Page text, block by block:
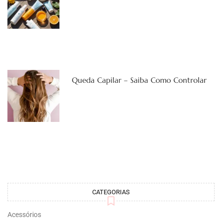
Queda Capilar – Saiba Como Controlar
CATEGORIAS
Acessórios